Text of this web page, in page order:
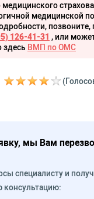
медицинского
медицинской
позвоните,
126-41-31 , или
здесь ВМП по ОМС
мы Вам
специалисту и
консультацию: